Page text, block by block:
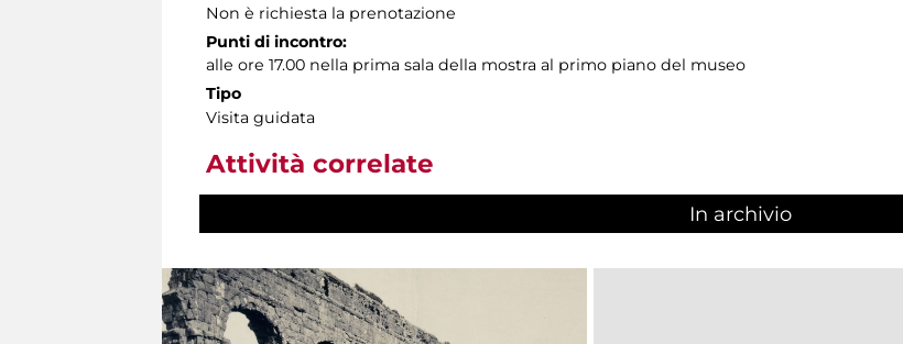
Non è richiesta la prenotazione
Punti di incontro:
alle ore 17.00 nella prima sala della mostra al primo piano del museo
Tipo
Visita guidata
Attività correlate
In archivio